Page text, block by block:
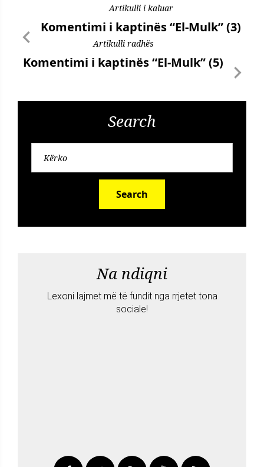
Artikulli i kaluar
Komentimi i kaptinës “El-Mulk” (3)
Artikulli radhës
Komentimi i kaptinës “El-Mulk” (5)
Search
Search
Na ndiqni
Lexoni lajmet më të fundit nga rrjetet tona
sociale!